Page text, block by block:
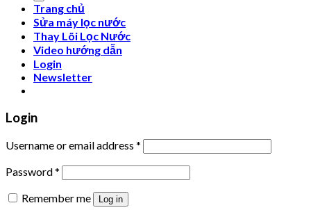
Trang chủ
Sửa máy lọc nước
Thay Lõi Lọc Nước
Video hướng dẫn
Login
Newsletter
Login
Username or email address *
Password*
Remember me
Log in